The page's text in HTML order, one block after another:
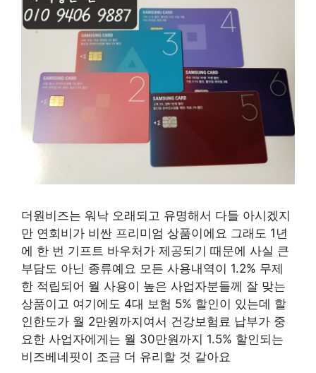
더원비즈는 워낙 오래되고 유명해서 다들 아시겠지
만 연회비가 비싼 프리미엄 상품이에요 그래도 1년
에 한 번 기프트 바우처가 제공되기 때문에 사실 큰
부담도 아닌 종류예요 모든 사용내역이 1.2% 무제
한 적립되어 월 사용이 높은 사업자분들께 잘 맞는
상품이고 여기에도 4대 보험 5% 할인이 있는데 할
인한도가 월 2만원까지여서 건강보험료 납부가 중
요한 사업자에게는 월 30만원까지 1.5% 할인되는
비즈베네핏이 조금 더 유리할 것 같아요